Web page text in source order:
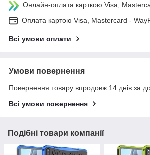
Онлайн-оплата карткою Visa,
Оплата картою Visa, Mastercard -
Всі умови оплати
Умови повернення
Повернення товару впродовж 14 днів за
Всі умови повернення
Подібні товари компанії